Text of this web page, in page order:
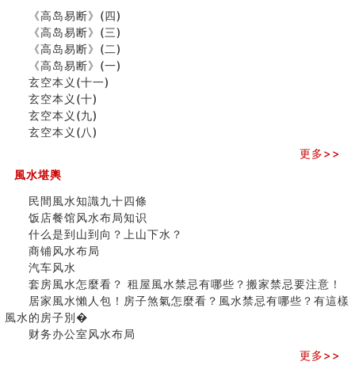
玄空本义(十一)
家居常見風水形煞及化解方法 (三)
天要下雨娘要嫁人
预测开店怎么样
口相與命運
六爻測住宅風水 (五)
一篇文章解答八字命理所有困惑
汽车风水
姓名字义玄机藏凶吉
六爻占卜预测考试结果
套房風水怎麼看？ 租屋風水禁忌有哪些？搬家禁忌要注
精选1500个五行属金的字
玄空本义(九)
八字十神与坐基关系详解
精选1000个五行属土的字
人的面相看财运
玄空本义(八)
六爻算卦：测腹中胎儿是男是女
中國改革開放總設計師鄧小平命造 (名人八字淺析八）
二0
二
六
(马)
二
生
肖
运
程
(鼠
牛
虎)
二○
二
六
(马)
二
生
肖
运
程
(鸡
狗
猪)
二○
二
六
(马)
生
肖
运
程
羊
猴)
風
法
(一)
⼗
析
(
二)
《高岛易断》(四)
《高岛易断》(三)
《高岛易断》(二)
《高岛易断》(一)
玄空本义(十一)
玄空本义(十)
玄空本义(九)
玄空本义(八)
更多>>
風水堪輿
民間風水知識九十四條
饭店餐馆风水布局知识
什么是到山到向？上山下水？
商铺风水布局
汽车风水
套房風水怎麼看？ 租屋風水禁忌有哪些？搬家禁忌要注意！
居家風水懶人包！房子煞氣怎麼看？風水禁忌有哪些？有這樣
風水的房子別�
财务办公室风水布局
更多>>